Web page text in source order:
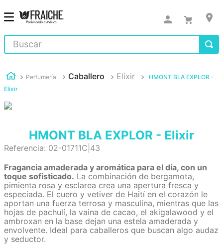
Buscar
Perfumería Caballero Elixir
HMONT BLA EXPLOR -
Elixir
HMONT BLA EXPLOR - Elixir
Referencia: 02-01711C|43
Fragancia amaderada y aromática para el día, con un
toque sofisticado. La combinación de bergamota,
pimienta rosa y esclarea crea una apertura fresca y
especiada. El cuero y vetiver de Haití en el corazón le
aportan una fuerza terrosa y masculina, mientras que las
hojas de pachulí, la vaina de cacao, el akigalawood y el
ambroxan en la base dejan una estela amaderada y
envolvente. Ideal para caballeros que buscan algo audaz
y seductor.